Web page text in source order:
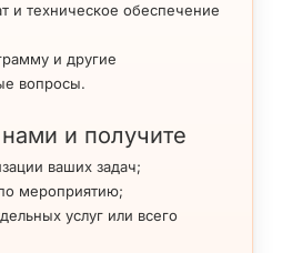
и техническое обеспечение
и другие
вопросы.
и получите
ваших задач;
мероприятию;
услуг или всего